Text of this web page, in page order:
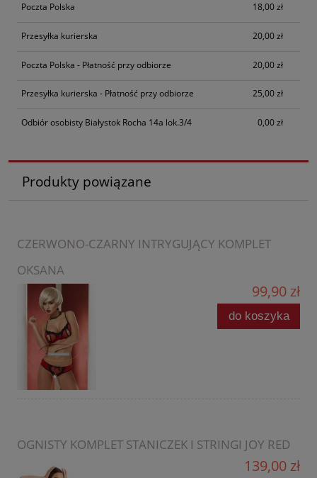
Poczta Polska 18,00 zł
Przesyłka kurierska 20,00 zł
Poczta Polska - Płatność przy odbiorze 20,00 zł
Przesyłka kurierska - Płatność przy odbiorze 25,00 zł
Odbiór osobisty Białystok Rocha 14a lok.3/4 0,00 zł
Produkty powiązane
CZERWONO-CZARNY INTRYGUJĄCY KOMPLET
OKSANA
99,90 zł
do koszyka
OGNISTY KOMPLET STANICZEK I STRINGI JOY RED
139,00 zł